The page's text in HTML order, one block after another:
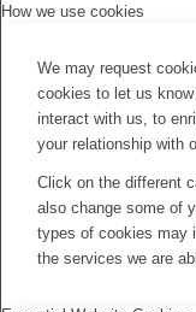
How we use cookies
We may request
cookies to let us
interact with us, to
your relationship with
Click on the different
also change some of
types of cookies may
the services we are